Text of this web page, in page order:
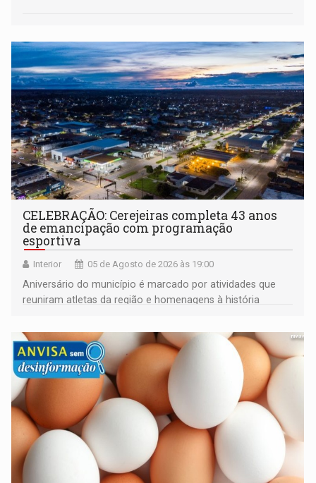
CELEBRAÇÃO: Cerejeiras completa 43 anos
de emancipação com programação
esportiva
Interior 05 de Agosto de 2026 às 19:00
Aniversário do município é marcado por atividades que
reuniram atletas da região e homenagens à história